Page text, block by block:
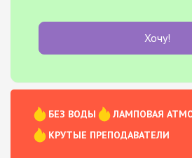
Хочу!
БЕЗ ВОДЫ
ЛАМПОВАЯ
КРУТЫЕ ПРЕПОДАВАТЕЛИ